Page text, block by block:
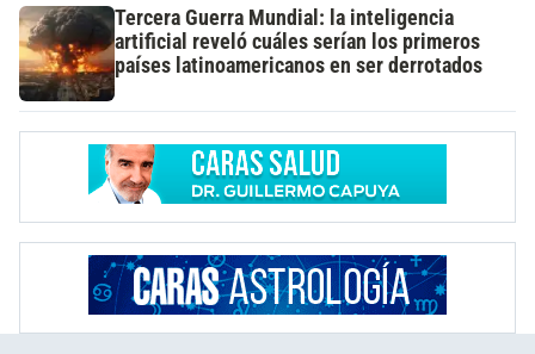
Tercera Guerra Mundial: la inteligencia
artificial reveló cuáles serían los primeros
países latinoamericanos en ser derrotados